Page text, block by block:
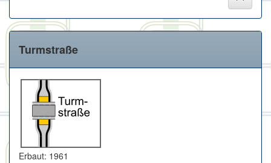
Turmstraße
Erbaut: 1961